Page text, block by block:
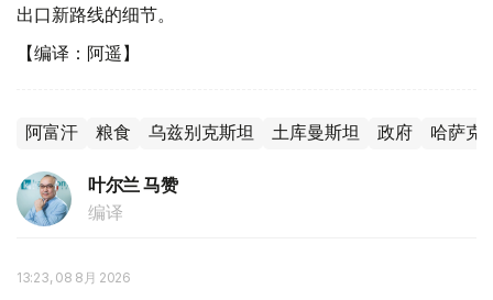
出口新路线的细节。
【编译：阿遥】
阿富汗 粮食 乌兹别克斯坦 土库曼斯坦 政府 哈萨克
叶尔兰 马赞
编译
13:23, 08 8月 2026